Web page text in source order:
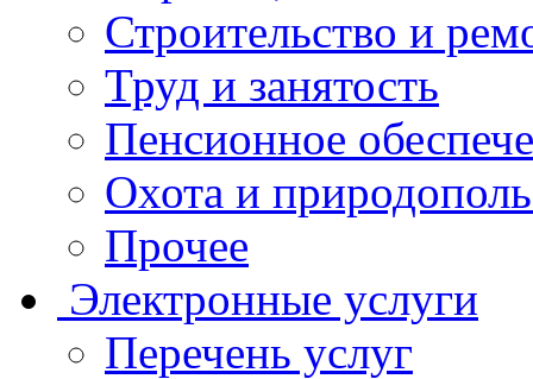
Строительство и
Труд и занятость
Пенсионное
Охота и
Прочее
Электронные услуги
Перечень услуг